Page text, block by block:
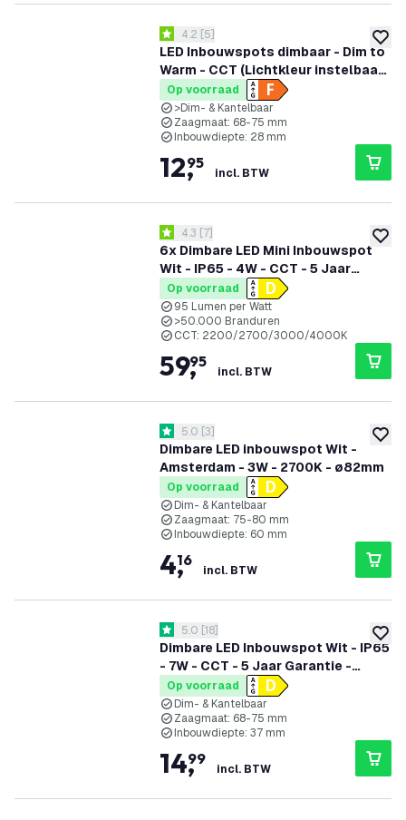
LED Inbouwspots dimbaar - Dim to
Warm - CCT (Lichtkleur instelbaar)
- 5W/7W - IP65 - Wit - Kantelbaar -
Aluminium - 5 jaar garantie
reviews drawer openen
4.2 score sterren
4.2 [5]
Op voorraad
>Dim- & Kantelbaar
Zaagmaat: 68-75 mm
Inbouwdiepte: 28 mm
12,
95
incl. BTW
6x Dimbare LED Mini Inbouwspot
Wit - IP65 - 4W - CCT - 5 Jaar
Garantie - Geschikt voor de
Badkamer
reviews drawer openen
4.3 score sterren
4.3 [7]
Op voorraad
95 Lumen per Watt
>50.000 Branduren
CCT: 2200/2700/3000/4000K
59,
95
incl. BTW
Dimbare LED inbouwspot Wit -
Amsterdam - 3W - 2700K - ø82mm
reviews drawer openen
5 score sterren
5.0 [3]
Op voorraad
Dim- & Kantelbaar
Zaagmaat: 75-80 mm
Inbouwdiepte: 60 mm
4,
16
incl. BTW
Dimbare LED Inbouwspot Wit - IP65
- 7W - CCT - 5 Jaar Garantie -
Geschikt voor de Badkamer
reviews drawer openen
5 score sterren
5.0 [18]
Op voorraad
Dim- & Kantelbaar
Zaagmaat: 68-75 mm
Inbouwdiepte: 37 mm
14,
99
incl. BTW